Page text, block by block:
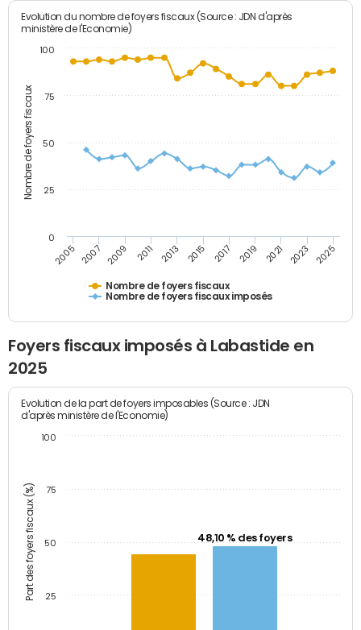
Nombre de foyers fiscaux
Evolution du nombre de foyers fiscaux (Source : JDN d'après
ministère de l'Economie)
Nombre de foyers fiscaux
Nombre de foyers fiscaux imposés
2005 2007 2009 2011 2013 2015 2017 2019 2021 2023 2025
0
25
50
75
100
Foyers fiscaux imposés à Labastide en
2025
Part des foyers fiscaux (%)
Evolution de la part de foyers imposables (Source : JDN
d'après ministère de l'Economie)
48,10 % des foyers
25
50
75
100